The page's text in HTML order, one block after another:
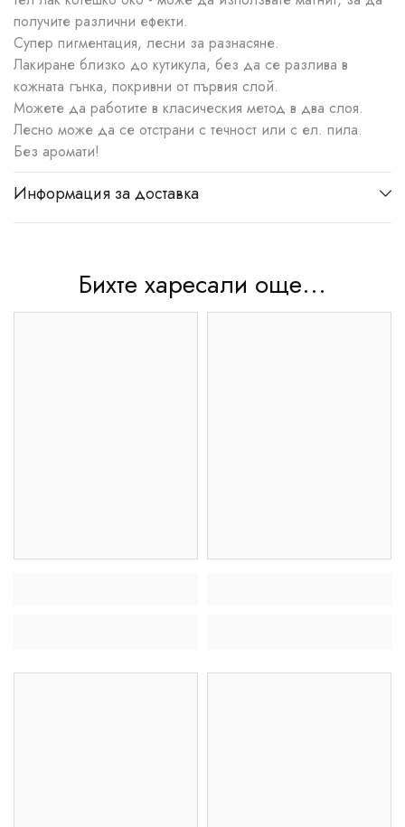
получите различни ефекти.
Супер пигментация, лесни за разнасяне.
Лакиране близко до кутикула, без да се разлива в
кожната гънка, покривни от първия слой.
Можете да работите в класическия метод в два слоя.
Лесно може да се отстрани с течност или с ел. пила.
Без аромати!
Информация за доставка
Бихте харесали още...